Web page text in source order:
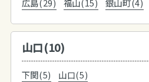
山口(10)
下関(5) 山口(5)